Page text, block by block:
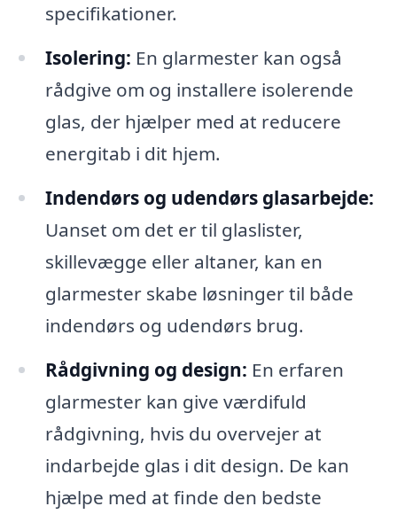
specifikationer.
Isolering: En glarmester kan også
rådgive om og installere isolerende
glas, der hjælper med at reducere
energitab i dit hjem.
Indendørs og udendørs glasarbejde:
Uanset om det er til glaslister,
skillevægge eller altaner, kan en
glarmester skabe løsninger til både
indendørs og udendørs brug.
Rådgivning og design: En erfaren
glarmester kan give værdifuld
rådgivning, hvis du overvejer at
indarbejde glas i dit design. De kan
hjælpe med at finde den bedste